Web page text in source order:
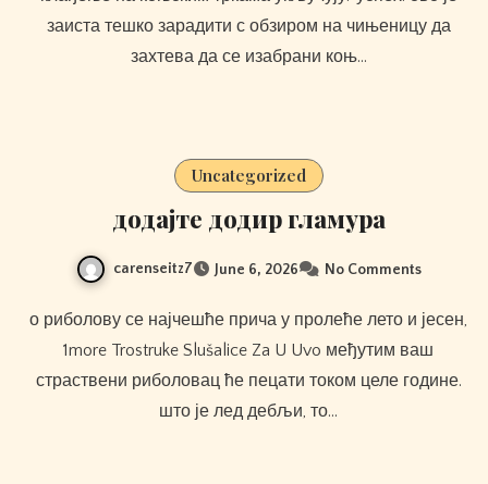
заиста тешко зарадити с обзиром на чињеницу да
захтева да се изабрани коњ…
Uncategorized
додајте додир гламура
carenseitz7 June 6, 2026 No Comments
о риболову се најчешће прича у пролеће лето и јесен,
1more Trostruke Slušalice Za U Uvo међутим ваш
страствени риболовац ће пецати током целе године.
што је лед дебљи, то…